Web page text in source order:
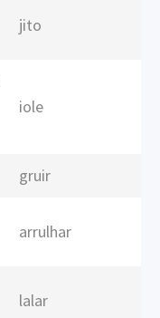
jito
iole
gruir
arrulhar
lalar